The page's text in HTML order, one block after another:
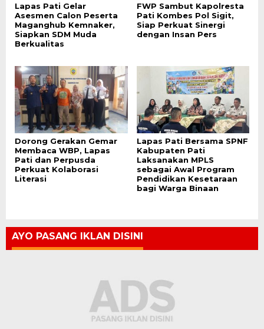
Lapas Pati Gelar
Asesmen Calon Peserta
Maganghub Kemnaker,
Siapkan SDM Muda
Berkualitas
FWP Sambut Kapolresta
Pati Kombes Pol Sigit,
Siap Perkuat Sinergi
dengan Insan Pers
Dorong Gerakan Gemar
Membaca WBP, Lapas
Pati dan Perpusda
Perkuat Kolaborasi
Literasi
Lapas Pati Bersama SPNF
Kabupaten Pati
Laksanakan MPLS
sebagai Awal Program
Pendidikan Kesetaraan
bagi Warga Binaan
AYO PASANG IKLAN DISINI